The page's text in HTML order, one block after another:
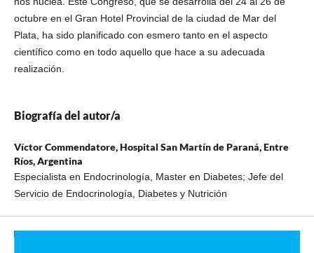
octubre en el Gran Hotel Provincial de la ciudad de Mar del
Plata, ha sido planificado con esmero tanto en el aspecto
científico como en todo aquello que hace a su adecuada
realización.
Biografía del autor/a
Víctor Commendatore,Hospital San Martín de Paraná, Entre
Ríos, Argentina
Especialista en Endocrinología, Master en Diabetes; Jefe del
Servicio de Endocrinología, Diabetes y Nutrición